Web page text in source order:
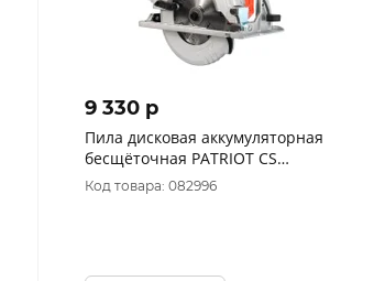
9 330 p
Пила дисковая аккумуляторная
бесщёточная PATRIOT CS
185UES (без АКБ и З/У)
Код товара: 082996